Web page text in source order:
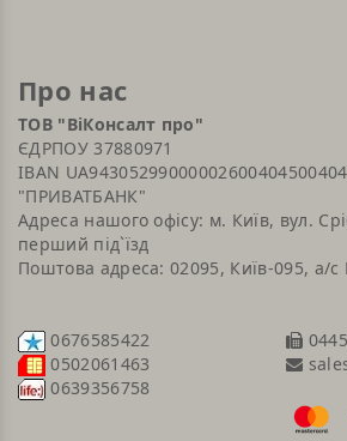
Про нас
ТОВ "ВіКонсалт про"
ЄДРПОУ 37880971
IBAN
"ПРИВАТБАНК"
Адреса нашого офісу: м. Київ, вул.
перший під`їзд
Поштова адреса: 02095, Київ-095, а/
0676585422
0502061463
0639356758